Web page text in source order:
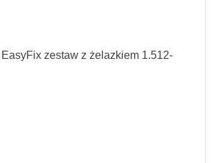
zestaw z żelazkiem 1.512-